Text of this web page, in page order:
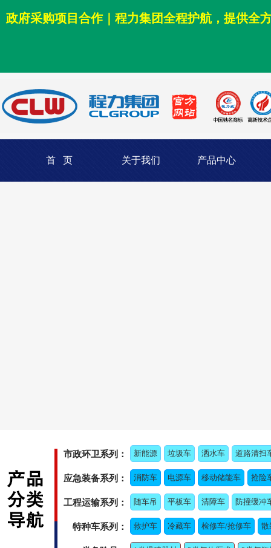
政府采购项目合作｜程力集团全程护航，提供全
首 页 关于我们 产品中心
市政环卫系列： 新能源 垃圾车 洒水车 道路清扫
应急装备系列： 消防车 电源车 移动储能车 抢险
工程运输系列： 随车吊 平板车 清障车 防撞缓冲
特种车系列： 救护车 冷藏车 检修车/抢修车 散